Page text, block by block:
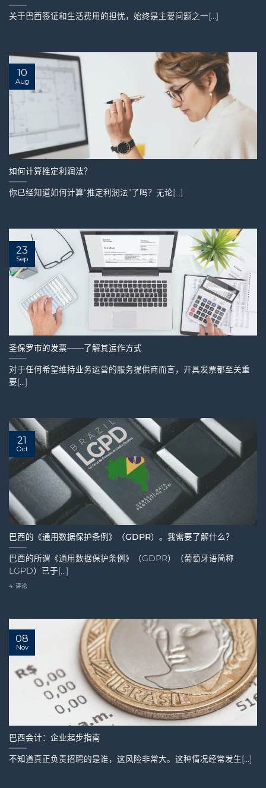
关于巴西签证和生活费用的担忧，始终是主要问题之一[...]
如何计算推定利润法？
你已经知道如何计算“推定利润法”了吗？无论[...]
10
Aug
圣保罗市的发票——了解其运作方式
对于任何希望维持业务运营的服务提供商而言，开具发票都至关重
要[...]
23
Sep
巴西的《通用数据保护条例》（GDPR）。我需要了解什么？
巴西的所谓《通用数据保护条例》（GDPR）（葡萄牙语简称
LGPD）已于[...]
4 评论
21
Oct
巴西会计：企业起步指南
不知道真正负责招聘的是谁，这风险非常大。这种情况经常发生[...]
08
Nov